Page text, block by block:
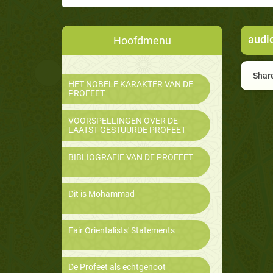
Hoofdmenu
HET NOBELE KARAKTER VAN DE
PROFEET
VOORSPELLINGEN OVER DE
LAATST GESTUURDE PROFEET
BIBLIOGRAFIE VAN DE PROFEET
Dit is Mohammad
Fair Orientalists' Statements
De Profeet als echtgenoot